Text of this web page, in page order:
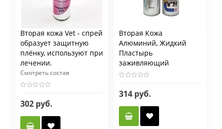
Вторая кожа Vet - спрей
образует защитную
плёнку, используют при
лечении.
Смотреть состав
302 руб.
Вторая Кожа
Алюминий, Жидкий
Пластырь
заживляющий
314 руб.